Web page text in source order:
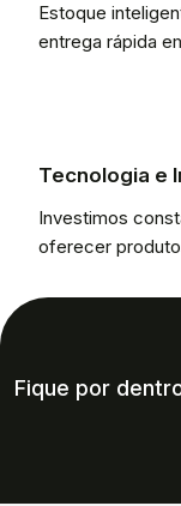
Estoque
entrega rápida
Tecnologia e
Investimos
oferecer
Fique por